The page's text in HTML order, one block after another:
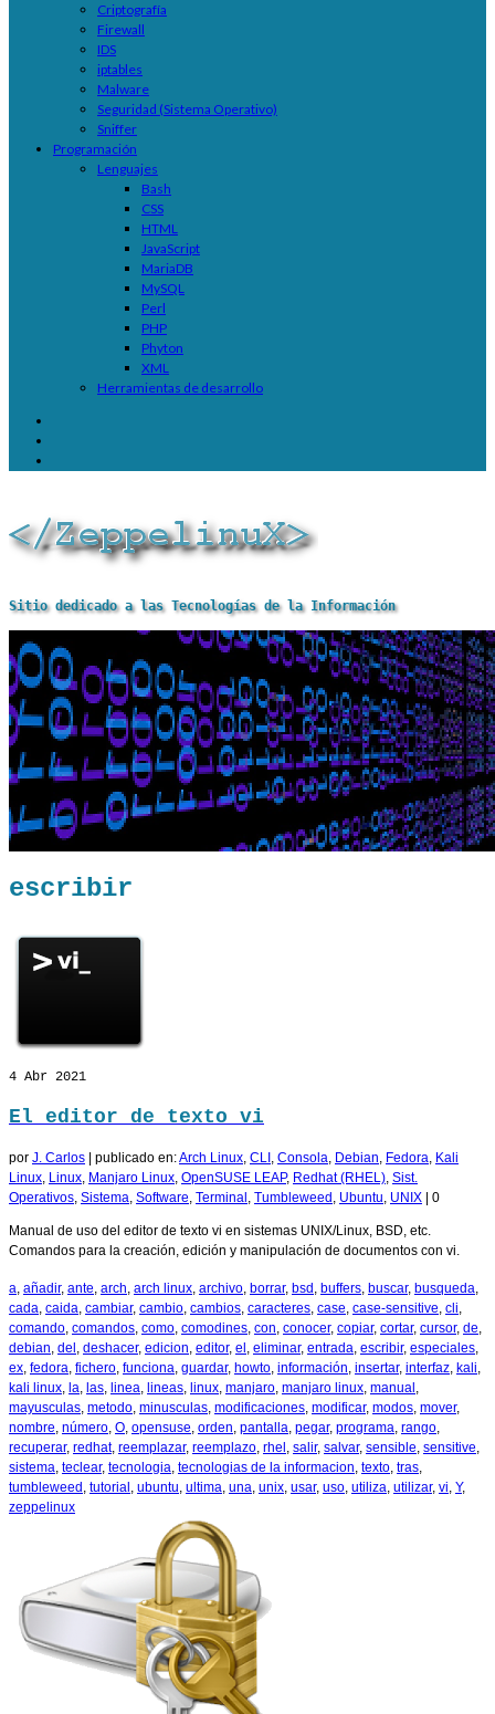
Criptografía
Firewall
IDS
iptables
Malware
Seguridad (Sistema Operativo)
Sniffer
Programación
Lenguajes
Bash
CSS
HTML
JavaScript
MariaDB
MySQL
Perl
PHP
Phyton
XML
Herramientas de desarrollo
Sitio dedicado a las Tecnologías de la Información
escribir
4 Abr 2021
El editor de texto vi
por J. Carlos publicado en:Arch Linux, CLI , Consola, Debian, Fedora, Kali
Linux, Linux, Manjaro Linux, OpenSUSE LEAP, Redhat (RHEL), Sist.
Operativos, Sistema, Software, Terminal , Tumbleweed , Ubuntu, UNIX 0
Manual de uso del editor de texto vi en sistemas UNIX/Linux, BSD, etc.
Comandos para la creación, edición y manipulación de documentos con vi.
a, añadir, ante, arch, arch linux, archivo, borrar, bsd , buffers, buscar, busqueda,
cada, caida, cambiar, cambio, cambios, caracteres, case, case-sensitive, cli,
comando, comandos, como, comodines, con, conocer, copiar, cortar, cursor, de,
debian, del , deshacer, edicion, editor, el , eliminar, entrada, escribir, especiales,
ex, fedora, fichero, funciona, guardar, howto, información, insertar, interfaz, kali,
kali linux, la, las, linea, lineas, linux, manjaro, manjaro linux, manual ,
mayusculas, metodo, minusculas, modificaciones, modificar, modos, mover,
nombre, número, O, opensuse, orden, pantalla, pegar, programa, rango,
recuperar, redhat, reemplazar, reemplazo, rhel , salir, salvar, sensible, sensitive,
sistema, teclear, tecnologia, tecnologias de la informacion, texto, tras,
tumbleweed , tutorial , ubuntu, ultima, una, unix, usar, uso, utiliza, utilizar, vi, Y,
zeppelinux